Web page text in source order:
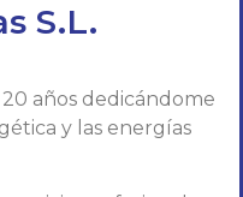
S.L.
años dedicándome
y las energías